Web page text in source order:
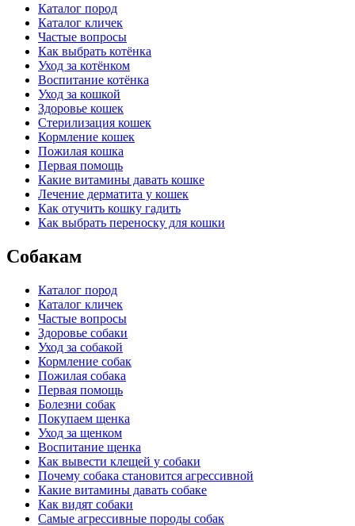
Каталог пород
Каталог кличек
Частые вопросы
Как выбрать котёнка
Уход за котёнком
Воспитание котёнка
Уход за кошкой
Здоровье кошек
Стерилизация кошек
Кормление кошек
Пожилая кошка
Первая помощь
Какие витамины давать кошке
Лечение дерматита у кошек
Как отучить кошку гадить
Как выбрать переноску для кошки
Собакам
Каталог пород
Каталог кличек
Частые вопросы
Здоровье собаки
Уход за собакой
Кормление собак
Пожилая собака
Первая помощь
Болезни собак
Покупаем щенка
Уход за щенком
Воспитание щенка
Как вывести клещей у собаки
Почему собака становится агрессивной
Какие витамины давать собаке
Как видят собаки
Самые агрессивные породы собак